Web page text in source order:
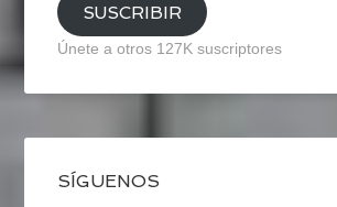
SUSCRIBIR
Únete a otros 127K suscriptores
SÍGUENOS